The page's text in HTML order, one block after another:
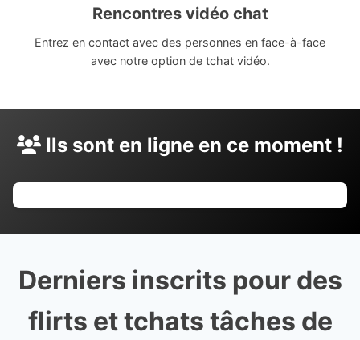
Rencontres vidéo chat
Entrez en contact avec des personnes en face-à-face
avec notre option de tchat vidéo.
Ils sont en ligne en ce moment !
Derniers inscrits pour des
flirts et tchats tâches de